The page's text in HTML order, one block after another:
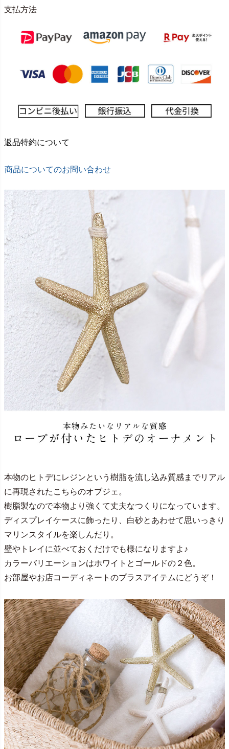
支払方法
返品特約について
商品についてのお問い合わせ
本物のヒトデにレジンという樹脂を流し込み質感までリアル
に再現されたこちらのオブジェ。
樹脂製なので本物より強くて丈夫なつくりになっています。
ディスプレイケースに飾ったり、白砂とあわせて思いっきり
マリンスタイルを楽しんだり。
壁やトレイに並べておくだけでも様になりますよ♪
カラーバリエーションはホワイトとゴールドの２色。
お部屋やお店コーディネートのプラスアイテムにどうぞ！